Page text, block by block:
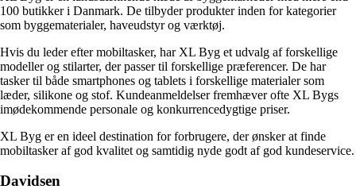
100 butikker i Danmark. De tilbyder produkter inden for kategorier
som byggematerialer, haveudstyr og værktøj.
Hvis du leder efter mobiltasker, har XL Byg et udvalg af forskellige
modeller og stilarter, der passer til forskellige præferencer. De har
tasker til både smartphones og tablets i forskellige materialer som
læder, silikone og stof. Kundeanmeldelser fremhæver ofte XL Bygs
imødekommende personale og konkurrencedygtige priser.
XL Byg er en ideel destination for forbrugere, der ønsker at finde
mobiltasker af god kvalitet og samtidig nyde godt af god kundeservice.
Davidsen